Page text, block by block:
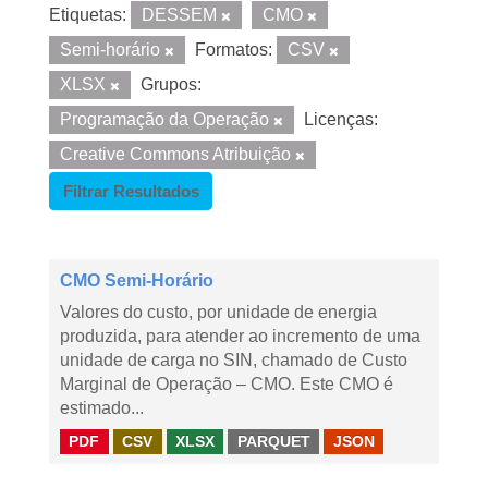
Etiquetas: DESSEM
CMO
Semi-horário
Formatos:
CSV
XLSX
Grupos:
Programação da Operação
Licenças:
Creative Commons Atribuição
Filtrar Resultados
CMO Semi-Horário
Valores do custo, por unidade de energia
produzida, para atender ao incremento de uma
unidade de carga no SIN, chamado de Custo
Marginal de Operação – CMO. Este CMO é
estimado...
PDF CSV XLSX PARQUET JSON